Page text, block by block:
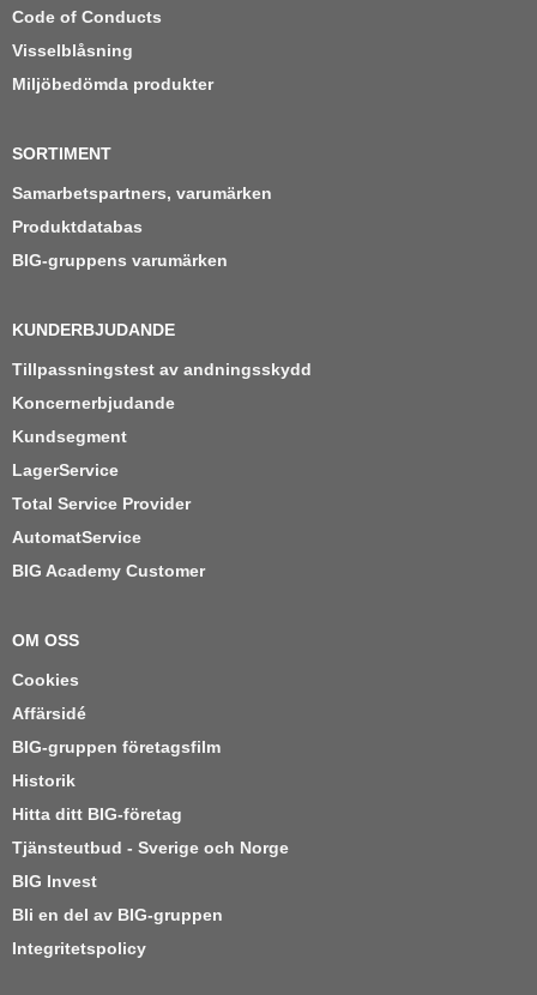
Code of Conducts
Visselblåsning
Miljöbedömda produkter
SORTIMENT
Samarbetspartners, varumärken
Produktdatabas
BIG-gruppens varumärken
KUNDERBJUDANDE
Tillpassningstest av andningsskydd
Koncernerbjudande
Kundsegment
LagerService
Total Service Provider
AutomatService
BIG Academy Customer
OM OSS
Cookies
Affärsidé
BIG-gruppen företagsfilm
Historik
Hitta ditt BIG-företag
Tjänsteutbud - Sverige och Norge
BIG Invest
Bli en del av BIG-gruppen
Integritetspolicy